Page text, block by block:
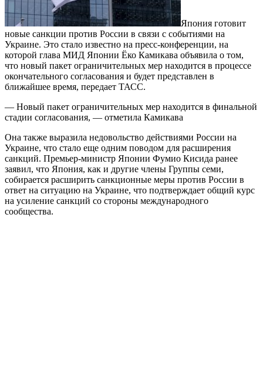
Япония готовит
новые санкции против России в связи с событиями на
Украине. Это стало известно на пресс-конференции, на
которой глава МИД Японии Ёко Камикава объявила о том,
что новый пакет ограничительных мер находится в процессе
окончательного согласования и будет представлен в
ближайшее время, передает ТАСС.
— Новый пакет ограничительных мер находится в финальной
стадии согласования, — отметила Камикава
Она также выразила недовольство действиями России на
Украине, что стало еще одним поводом для расширения
санкций. Премьер-министр Японии Фумио Кисида ранее
заявил, что Япония, как и другие члены Группы семи,
собирается расширить санкционные меры против России в
ответ на ситуацию на Украине, что подтверждает общий курс
на усиление санкций со стороны международного
сообщества.